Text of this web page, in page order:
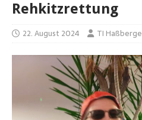
Rehkitzrettung
22. August 2024 TI Haßberge